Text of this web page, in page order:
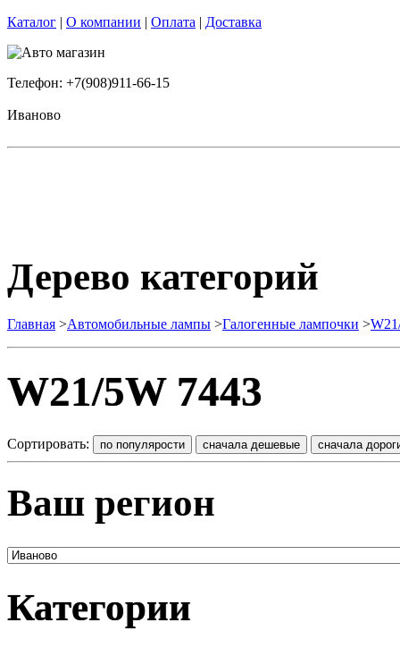
Каталог | О компании | Оплата | Доставка
Телефон: +7(908)911-66-15
Иваново
Дерево категорий
Главная >Автомобильные лампы >Галогенные лампочки >
W21/5W 7443
Сортировать:
Ваш регион
Категории